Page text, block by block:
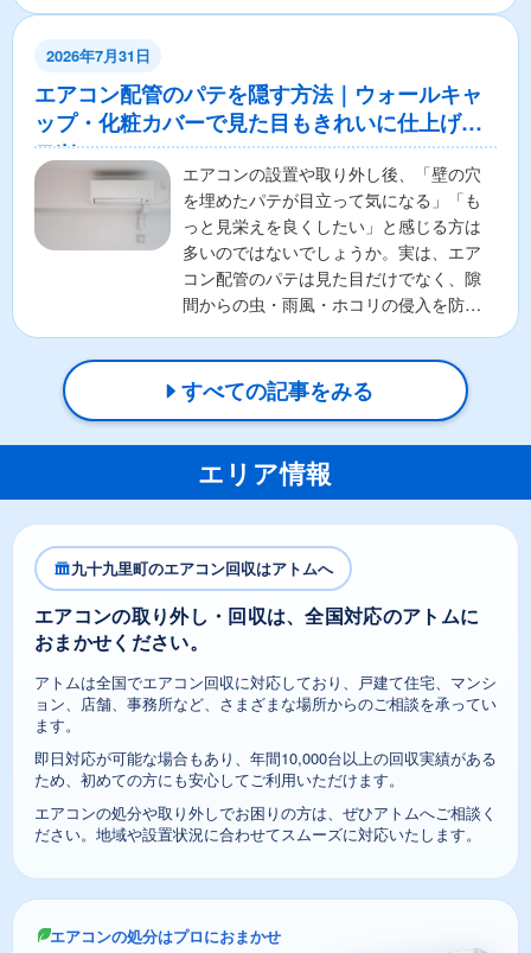
2026年7月31日
エアコン配管のパテを隠す方法｜ウォールキャ
ップ・化粧カバーで見た目もきれいに仕上げる
コツ
エアコンの設置や取り外し後、「壁の穴
を埋めたパテが目立って気になる」「も
っと見栄えを良くしたい」と感じる方は
多いのではないでしょうか。実は、エア
コン配管のパテは見た目だけでなく、隙
間からの虫・雨風・ホコリの侵入を防ぐ
すべての記事をみる
エリア情報
九十九里町のエアコン回収はアトムへ
エアコンの取り外し・回収は、全国対応のアトムに
おまかせください。
アトムは全国でエアコン回収に対応しており、戸建て住宅、マンシ
ョン、店舗、事務所など、さまざまな場所からのご相談を承ってい
ます。
即日対応が可能な場合もあり、年間10,000台以上の回収実績がある
ため、初めての方にも安心してご利用いただけます。
エアコンの処分や取り外しでお困りの方は、ぜひアトムへご相談く
ださい。地域や設置状況に合わせてスムーズに対応いたします。
エアコンの処分はプロにおまかせ